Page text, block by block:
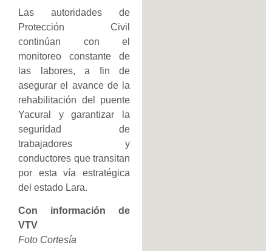
Las autoridades de
Protección Civil
continúan con el
monitoreo constante de
las labores, a fin de
asegurar el avance de la
rehabilitación del puente
Yacural y garantizar la
seguridad de
trabajadores y
conductores que transitan
por esta vía estratégica
del estado Lara.
Con información de
VTV
Foto Cortesía